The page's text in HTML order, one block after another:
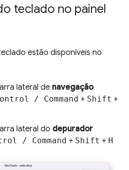
teclado no painel
estão disponíveis no
lateral de navegação
/ Command + Shift +
lateral do depurador
/ Command + Shift + H